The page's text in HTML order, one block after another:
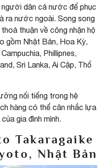
dân cả nước để phục
ra nước ngoài. Song song
thuận về công nhận hộ
gồm Nhật Bản, Hoa Kỳ,
Phillipnes,
Sri Lanka, Ai Cập, Thổ
nổi tiếng trong hệ
hàng có thể cân nhắc lựa
gia đình mình.
Takaragaike
Nhật Bản